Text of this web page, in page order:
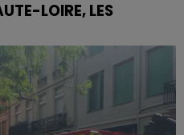
LOIRE, LES